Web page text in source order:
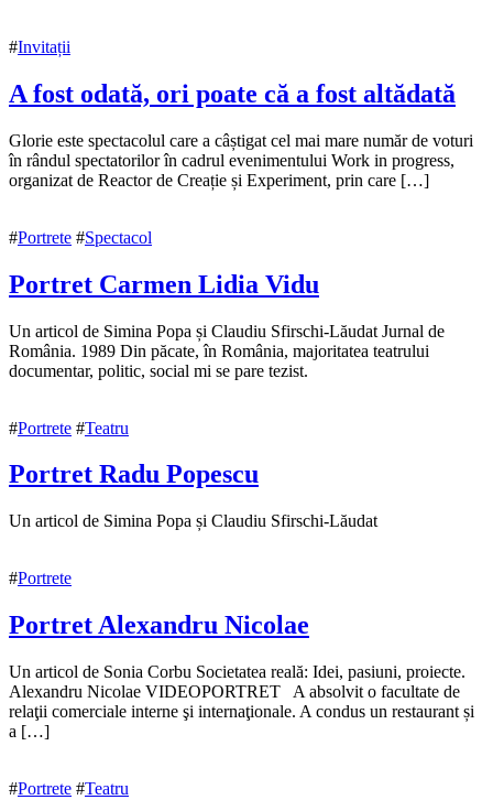
#Invitații
A fost odată, ori poate că a fost altădată
15
noiembrie
202015
Glorie este spectacolul care a câștigat cel mai mare număr de voturi
în rândul spectatorilor în cadrul evenimentului Work in progress,
organizat de Reactor de Creație și Experiment, prin care […]
#Portrete #Spectacol
Portret Carmen Lidia Vidu
14
noiembrie
202015
Un articol de Simina Popa și Claudiu Sfirschi-Lăudat Jurnal de
România. 1989 Din păcate, în România, majoritatea teatrului
documentar, politic, social mi se pare tezist.
#Portrete #Teatru
Portret Radu Popescu
10
noiembrie
Un articol de Simina Popa și Claudiu Sfirschi-Lăudat
#Portrete
Portret Alexandru Nicolae
10
noiembrie
202010
noiembrie
Un articol de Sonia Corbu Societatea reală: Idei, pasiuni, proiecte.
Alexandru Nicolae VIDEOPORTRET A absolvit o facultate de
relaţii comerciale interne şi internaţionale. A condus un restaurant și
a […]
#Portrete #Teatru